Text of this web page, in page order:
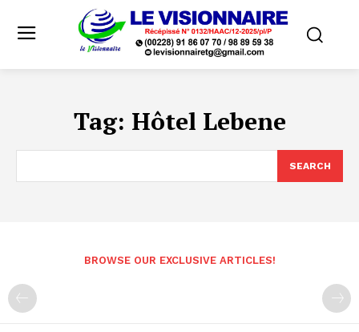
Tag: Hôtel Lebene
SEARCH
BROWSE OUR EXCLUSIVE ARTICLES!